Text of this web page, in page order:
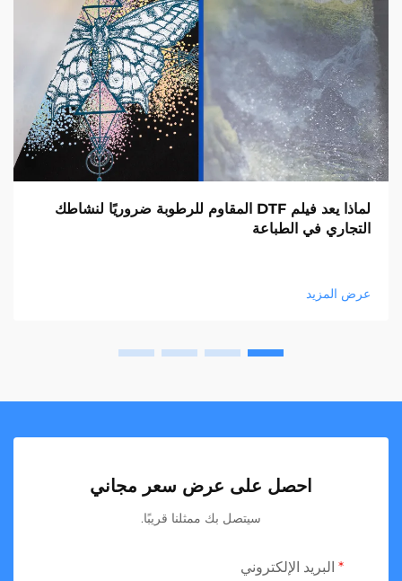
لماذا يعد فيلم DTF المقاوم للرطوبة ضروريًا لنشاطك
التجاري في الطباعة
عرض المزيد
احصل على عرض سعر مجاني
سيتصل بك ممثلنا قريبًا.
البريد الإلكتروني